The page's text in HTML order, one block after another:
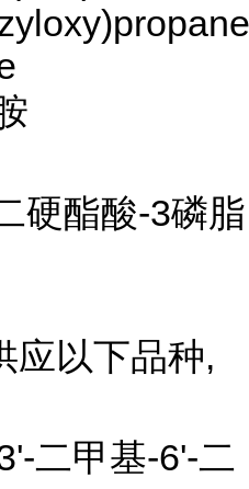
硬酯酸-3磷脂
应以下品种,
二甲基-6'-二